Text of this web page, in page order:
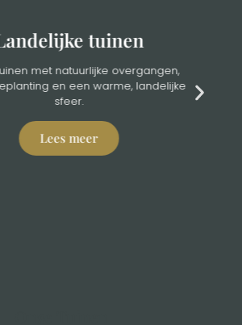
tuinen
met natuurlijke overgangen,
en een warme, landelijke
sfeer.
Lees meer